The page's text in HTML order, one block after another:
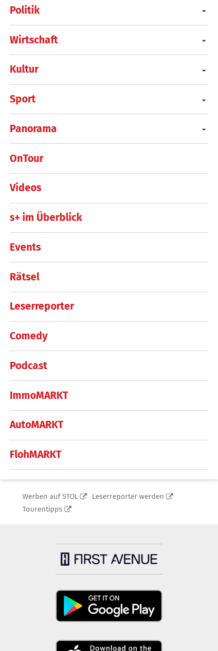
Politik
Wirtschaft
Kultur
Sport
Panorama
OnTour
Videos
s+ im Überblick
Events
Rätsel
Leserreporter
Comedy
Podcast
ImmoMARKT
AutoMARKT
FlohMARKT
Werben auf STOL
Leserreporter werden
Tourentipps